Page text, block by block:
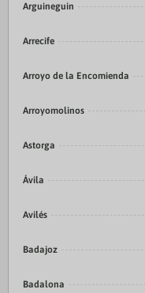
Arguineguin
Arrecife
Arroyo de la Encomienda
Arroyomolinos
Astorga
Ávila
Avilés
Badajoz
Badalona